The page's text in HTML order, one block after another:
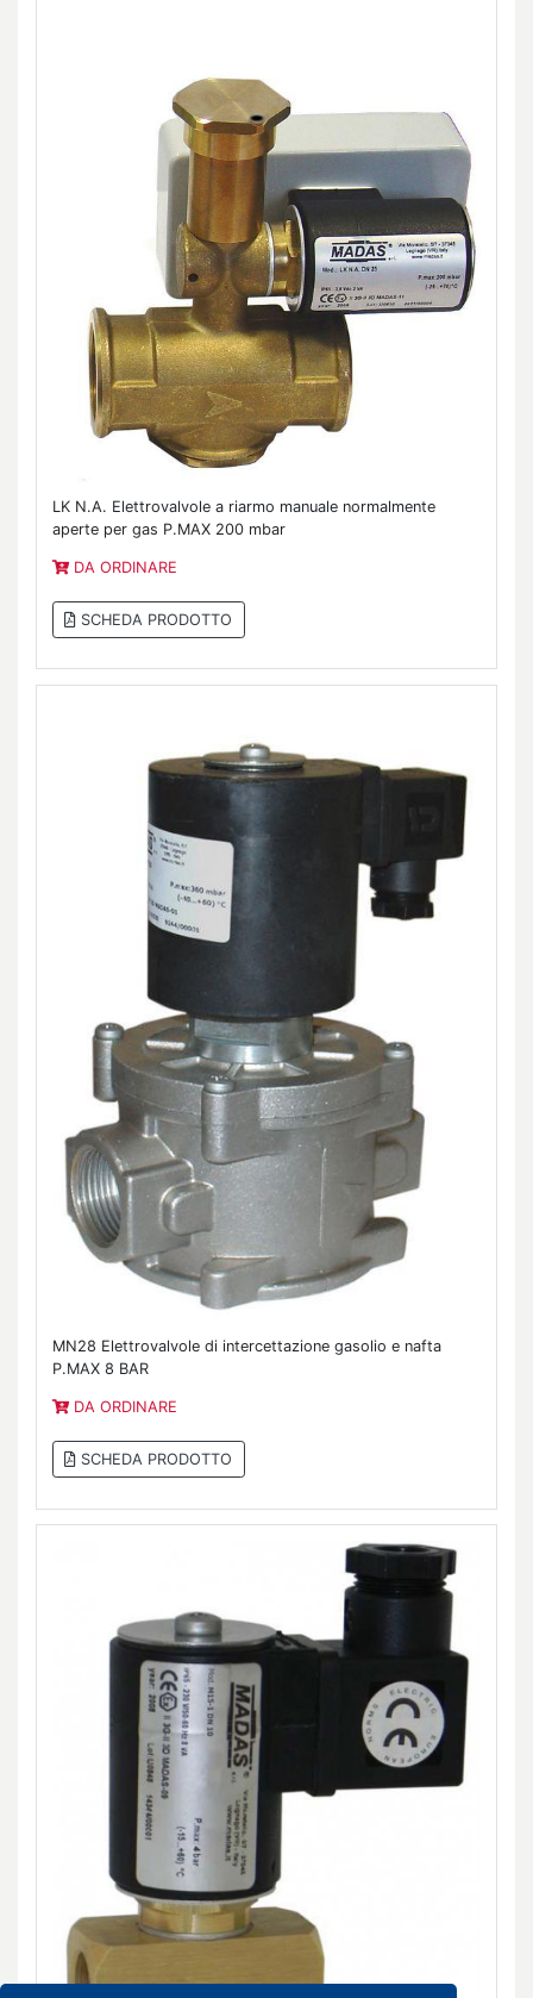
LK N.A. Elettrovalvole a riarmo manuale normalmente
aperte per gas P.MAX 200 mbar
DA ORDINARE
SCHEDA PRODOTTO
MN28 Elettrovalvole di intercettazione gasolio e nafta
P.MAX 8 BAR
DA ORDINARE
SCHEDA PRODOTTO